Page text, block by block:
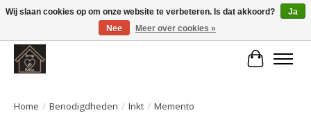
Large selection of products and fast shipping!
Home / Benodigdheden / Inkt / Memento
Wij slaan cookies op om onze website te verbeteren. Is dat akkoord?
Ja
Nee
Meer over cookies »